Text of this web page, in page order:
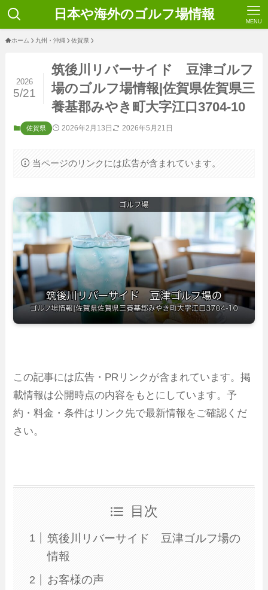
日本や海外のゴルフ場情報 MENU
ホーム 九州・沖縄 佐賀県
筑後川リバーサイド 豆津ゴルフ
場のゴルフ場情報|佐賀県佐賀県三
養基郡みやき町大字江口3704-10
2026
5/21
佐賀県 2026年2月13日 2026年5月21日
当ページのリンクには広告が含まれています。
この記事には広告・PRリンクが含まれています。掲
載情報は公開時点の内容をもとにしています。予
約・料金・条件はリンク先で最新情報をご確認くだ
さい。
目次
筑後川リバーサイド 豆津ゴルフ場の
情報
お客様の声